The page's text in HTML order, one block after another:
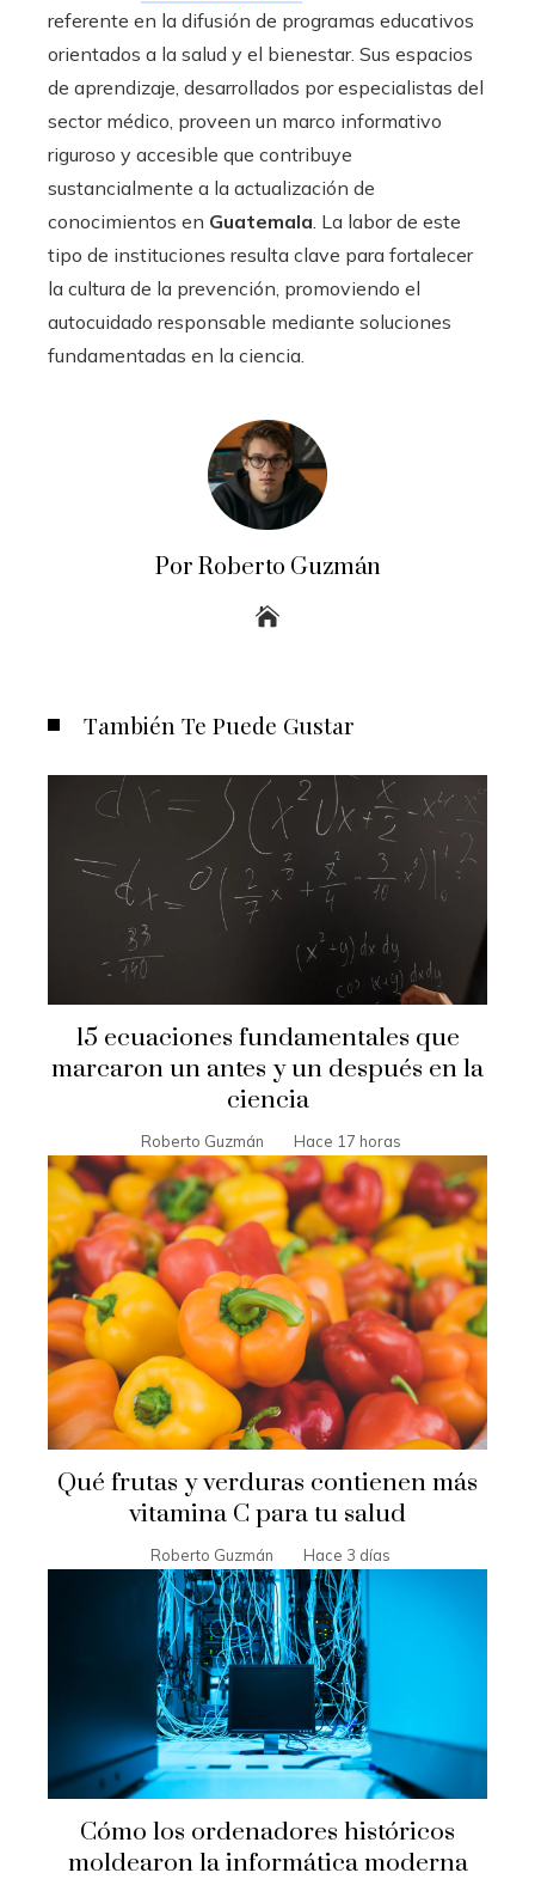
referente en la difusión de programas educativos
orientados a la salud y el bienestar. Sus espacios
de aprendizaje, desarrollados por especialistas del
sector médico, proveen un marco informativo
riguroso y accesible que contribuye
sustancialmente a la actualización de
conocimientos en Guatemala . La labor de este
tipo de instituciones resulta clave para fortalecer
la cultura de la prevención, promoviendo el
autocuidado responsable mediante soluciones
fundamentadas en la ciencia.
Por Roberto Guzmán
También Te Puede Gustar
15 ecuaciones fundamentales que
marcaron un antes y un después en la
ciencia
Roberto Guzmán Hace 17 horas
Qué frutas y verduras contienen más
vitamina C para tu salud
Roberto Guzmán Hace 3 días
Cómo los ordenadores históricos
moldearon la informática moderna